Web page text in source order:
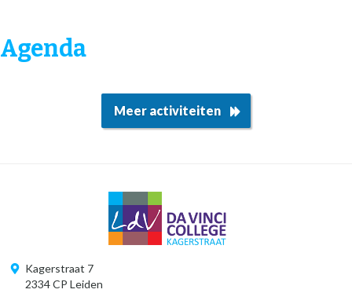
Agenda
Meer activiteiten
Kagerstraat 7
2334 CP Leiden